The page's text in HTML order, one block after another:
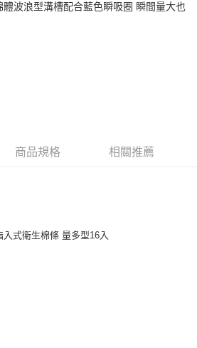
作天不含預購商品］
預購商品］
波浪型溝槽配合藍色瞬吸圈 瞬間量大也
商品規格 相關推薦
入式衛生棉條 量多型16入